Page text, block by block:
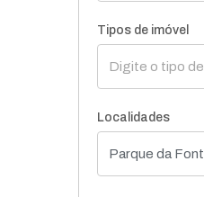
Tipos de imóvel
Localidades